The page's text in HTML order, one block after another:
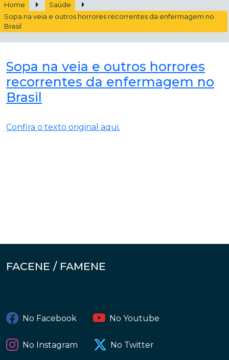
Home
Saúde
Sopa na veia e outros horrores recorrentes da enfermagem no
Brasil
Sopa na veia e outros horrores
recorrentes da enfermagem no
Brasil
Confira o texto original aqui.
FACENE / FAMENE
No Facebook No Youtube
No Instagram No Twitter